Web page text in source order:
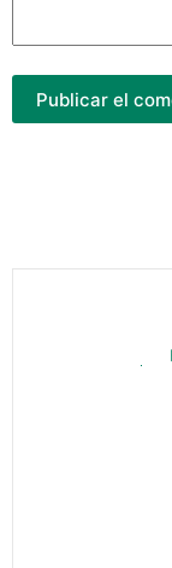
Publicar el